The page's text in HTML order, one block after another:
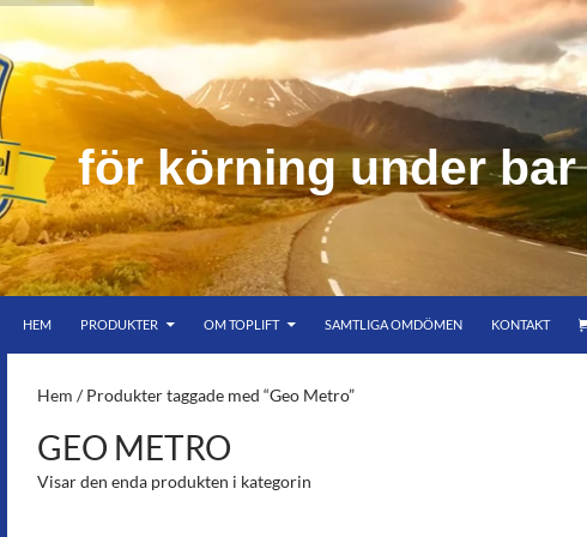
för körning under bar
bar himmel
HEM
PRODUKTER OM TOPLIFT SAMTLIGA OMDÖMEN KONTAKT
Hem / Produkter taggade med “Geo Metro”
GEO METRO
Visar den enda produkten i kategorin